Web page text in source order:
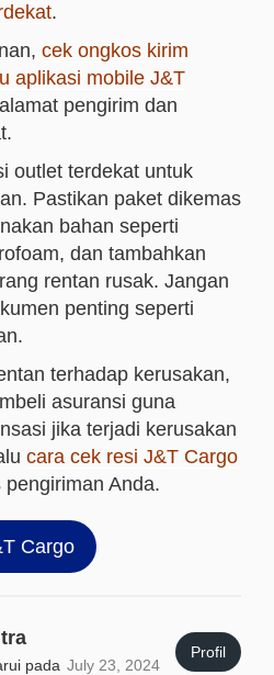
.
cek ongkos kirim
aplikasi mobile J&T
pengirim dan
outlet terdekat untuk
Pastikan paket dikemas
bahan seperti
dan tambahkan
rentan rusak. Jangan
penting seperti
terhadap kerusakan,
asuransi guna
jika terjadi kerusakan
cara cek resi J&T Cargo
Anda.
Cargo
pada July 23, 2024
Profil